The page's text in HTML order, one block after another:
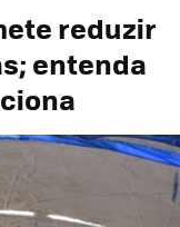
reduzir
entenda